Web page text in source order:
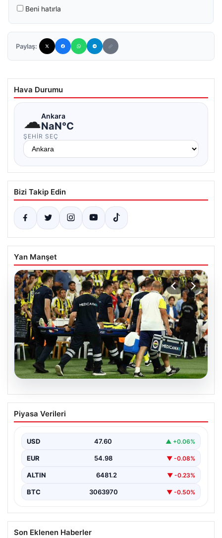
Beni hatırla
Paylaş:
Hava Durumu
☁Ankara
NaN°C
ŞEHIR SEÇ
Bizi Takip Edin
Yan Manşet
05.08.2026
Fenerbahçe’de Sturm Graz maçında
Oosterwolde’den kahreden haber!
Piyasa Verileri
USD 47.60 ▲ +0.06%
EUR 54.98 ▼ -0.08%
ALTIN 6481.2 ▼ -0.23%
BTC 3063970 ▼ -0.50%
Son Eklenen Haberler